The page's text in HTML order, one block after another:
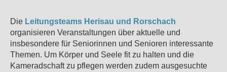
Die Leitungsteams Herisau und Rorschach
organisieren Veranstaltungen über aktuelle und
insbesondere für Seniorinnen und Senioren interessante
Themen. Um Körper und Seele fit zu halten und die
Kameradschaft zu pflegen werden zudem ausgesuchte